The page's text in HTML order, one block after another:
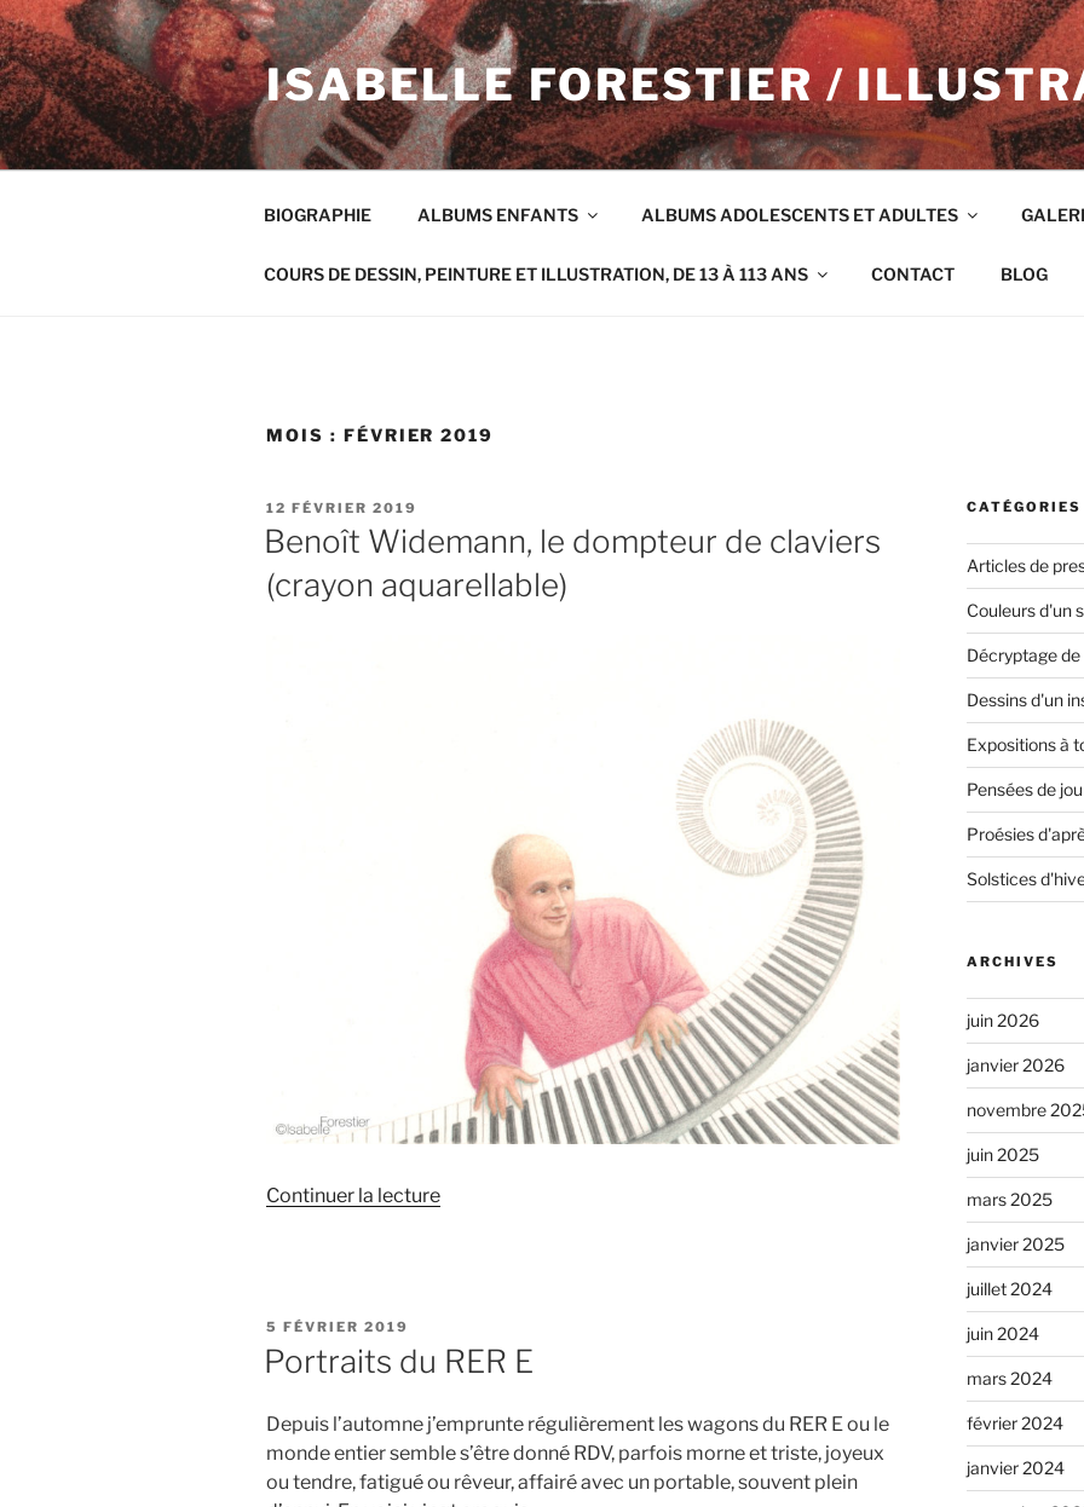
Aller
au
contenu
principal
ISABELLE FORESTIER /
BIOGRAPHIE ALBUMS ENFANTS ALBUMS ADOLESCENTS ET ADULTES
COURS DE DESSIN, PEINTURE ET ILLUSTRATION, DE 13 À 113 ANS CONTACT BLOG
MOIS : FÉVRIER 2019
PUBLIÉ
LE
12 FÉVRIER 2019
Benoît Widemann, le dompteur de claviers
(crayon aquarellable)
Continuer la lecturede
claviers
aquarellable) »
PUBLIÉ
LE
5 FÉVRIER 2019
Portraits du RER E
Depuis l’automne j’emprunte régulièrement les wagons du RER E ou le
monde entier semble s’être donné RDV, parfois morne et triste, joyeux
ou tendre, fatigué ou rêveur, affairé avec un portable, souvent plein
CATÉGORIES
Articles de
Couleurs d'un
Décryptage
Dessins d'un
Expositions à
Pensées de
Proésies
Solstices
ARCHIVES
juin 2026
janvier 2026
novembre
juin 2025
mars 2025
janvier 2025
juillet 2024
juin 2024
mars 2024
février 2024
janvier 2024